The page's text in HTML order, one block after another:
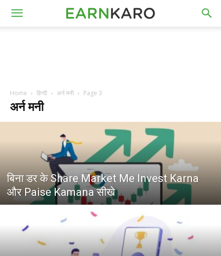
Home हिन्दी अर्न मनी Page 3
अर्न मनी
बिना डर के Share Market Me Invest Karna
और Paise Kamana सीखे